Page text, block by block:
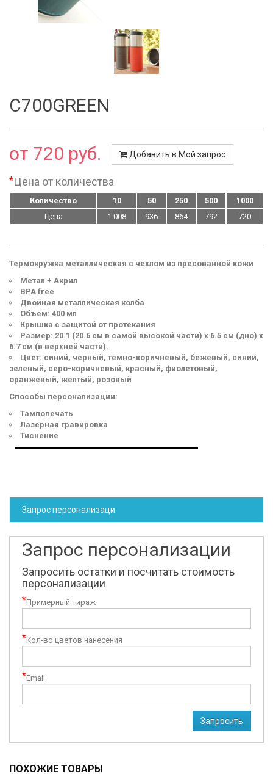
С700GREEN
от 720 руб. Добавить в Мой запрос
*Цена от количества
Количество 10 50 250 500
1000
Цена
1 008 936 864 792 720
Термокружка металлическая с чехлом из пресованной кожи
Метал + Акрил
BPA free
Двойная металлическая колба
Объем: 400 мл
Крышка с защитой от протекания
Размер: 20.1 (20.6 см в самой высокой части) х 6.5 см (дно) х
6.7 см (в верхней части).
Цвет: синий, черный, темно-коричневый, бежевый, синий,
зеленый, серо-коричневый, красный, фиолетовый,
оранжевый, желтый, розовый
Способы персонализации:
Тампопечать
Лазерная гравировка
Тиснение
Запрос персонализаци
Запрос персонализации
Запросить остатки и посчитать стоимость
персонализации
*Примерный тираж
*Кол-во цветов нанесения
*Email
Запросить
ПОХОЖИЕ ТОВАРЫ